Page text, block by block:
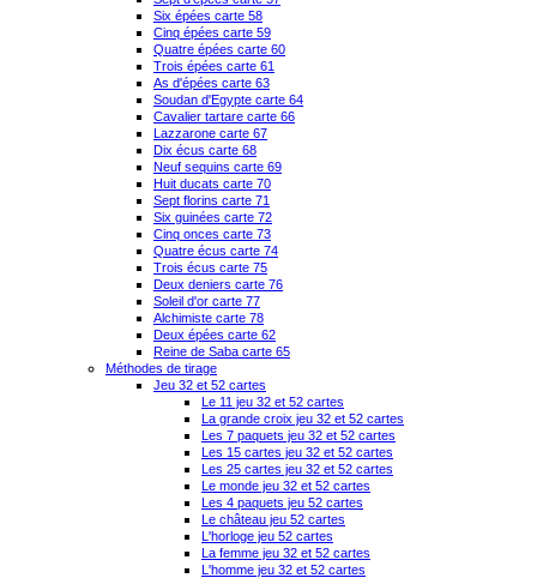
Six épées carte 58
Cinq épées carte 59
Quatre épées carte 60
Trois épées carte 61
As d'épées carte 63
Soudan d'Egypte carte 64
Cavalier tartare carte 66
Lazzarone carte 67
Dix écus carte 68
Neuf sequins carte 69
Huit ducats carte 70
Sept florins carte 71
Six guinées carte 72
Cinq onces carte 73
Quatre écus carte 74
Trois écus carte 75
Deux deniers carte 76
Soleil d'or carte 77
Alchimiste carte 78
Deux épées carte 62
Reine de Saba carte 65
Méthodes de tirage
Jeu 32 et 52 cartes
Le 11 jeu 32 et 52 cartes
La grande croix jeu 32 et 52 cartes
Les 7 paquets jeu 32 et 52 cartes
Les 15 cartes jeu 32 et 52 cartes
Les 25 cartes jeu 32 et 52 cartes
Le monde jeu 32 et 52 cartes
Les 4 paquets jeu 52 cartes
Le château jeu 52 cartes
L'horloge jeu 52 cartes
La femme jeu 32 et 52 cartes
L'homme jeu 32 et 52 cartes